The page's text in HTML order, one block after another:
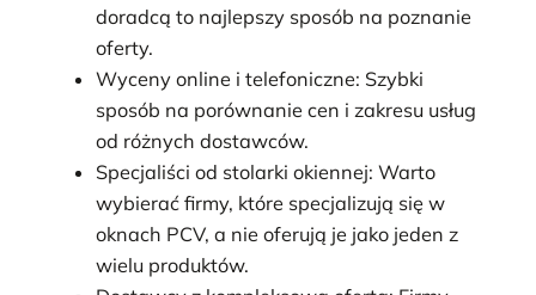
doradcą to najlepszy sposób na poznanie
oferty.
Wyceny online i telefoniczne: Szybki
sposób na porównanie cen i zakresu usług
od różnych dostawców.
Specjaliści od stolarki okiennej: Warto
wybierać firmy, które specjalizują się w
oknach PCV, a nie oferują je jako jeden z
wielu produktów.